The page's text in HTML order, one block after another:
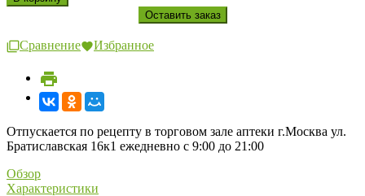
Сравнение Избранное
Отпускается по рецепту в торговом зале аптеки г.Москва ул.
Братиславская 16к1 ежедневно с 9:00 до 21:00
Обзор
Характеристики